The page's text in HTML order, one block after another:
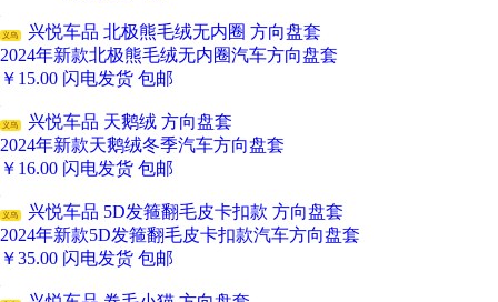
义乌
兴悦车品 北极熊毛绒无内圈 方向盘套
2024年新款北极熊毛绒无内圈汽车方向盘套
￥ 15.00 闪电发货 包邮
义乌
兴悦车品 天鹅绒 方向盘套
2024年新款天鹅绒冬季汽车方向盘套
￥ 16.00 闪电发货 包邮
义乌
兴悦车品 5D发箍翻毛皮卡扣款 方向盘套
2024年新款5D发箍翻毛皮卡扣款汽车方向盘套
￥35.00 闪电发货 包邮